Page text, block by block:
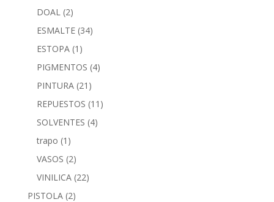
DOAL (2)
ESMALTE (34)
ESTOPA (1)
PIGMENTOS (4)
PINTURA (21)
REPUESTOS (11)
SOLVENTES (4)
trapo (1)
VASOS (2)
VINILICA (22)
PISTOLA (2)